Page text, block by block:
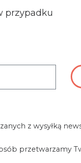
przypadku
z wysyłką
przetwarzamy